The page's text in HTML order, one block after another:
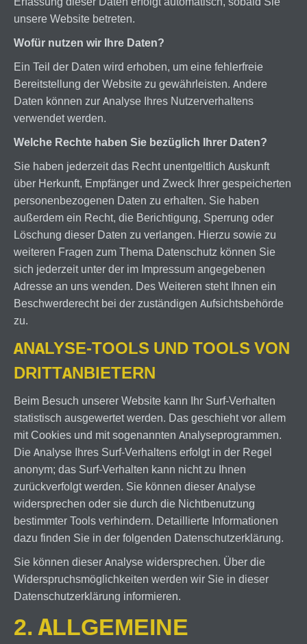
unsere Website betreten.
Wofür nutzen wir Ihre Daten?
Ein Teil der Daten wird erhoben, um eine fehlerfreie
Bereitstellung der Website zu gewährleisten. Andere
Daten können zur Analyse Ihres Nutzerverhaltens
verwendet werden.
Welche Rechte haben Sie bezüglich Ihrer Daten?
Sie haben jederzeit das Recht unentgeltlich Auskunft
über Herkunft, Empfänger und Zweck Ihrer gespeicherten
personenbezogenen Daten zu erhalten. Sie haben
außerdem ein Recht, die Berichtigung, Sperrung oder
Löschung dieser Daten zu verlangen. Hierzu sowie zu
weiteren Fragen zum Thema Datenschutz können Sie
sich jederzeit unter der im Impressum angegebenen
Adresse an uns wenden. Des Weiteren steht Ihnen ein
Beschwerderecht bei der zuständigen Aufsichtsbehörde
zu.
ANALYSE-TOOLS UND TOOLS VON
DRITTANBIETERN
Beim Besuch unserer Website kann Ihr Surf-Verhalten
statistisch ausgewertet werden. Das geschieht vor allem
mit Cookies und mit sogenannten Analyseprogrammen.
Die Analyse Ihres Surf-Verhaltens erfolgt in der Regel
anonym; das Surf-Verhalten kann nicht zu Ihnen
zurückverfolgt werden. Sie können dieser Analyse
widersprechen oder sie durch die Nichtbenutzung
bestimmter Tools verhindern. Detaillierte Informationen
dazu finden Sie in der folgenden Datenschutzerklärung.
Sie können dieser Analyse widersprechen. Über die
Widerspruchsmöglichkeiten werden wir Sie in dieser
Datenschutzerklärung informieren.
2. ALLGEMEINE